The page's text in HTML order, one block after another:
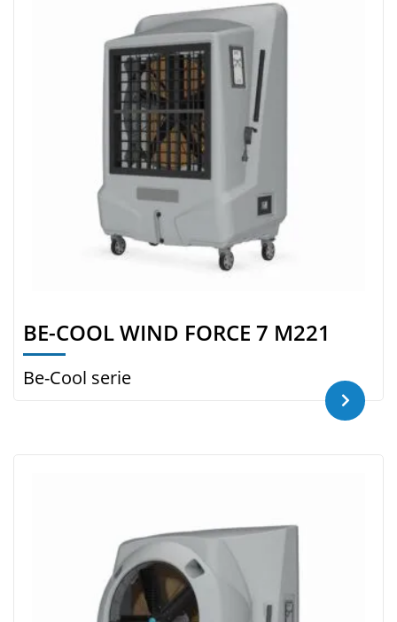
BE-COOL WIND FORCE 7 M221
Be-Cool serie